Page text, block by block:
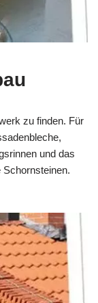
zu finden. Für
und das